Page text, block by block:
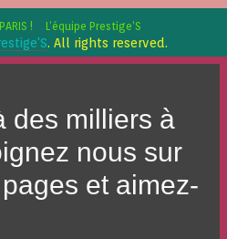
! L’équipe Prestige’S
. All rights reserved.
des milliers à
nous sur
et aimez-